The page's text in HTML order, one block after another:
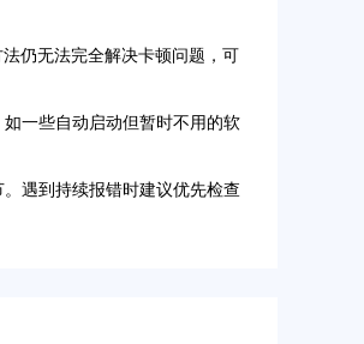
仍无法完全解决卡顿问题，可
一些自动启动但暂时不用的软
遇到持续报错时建议优先检查